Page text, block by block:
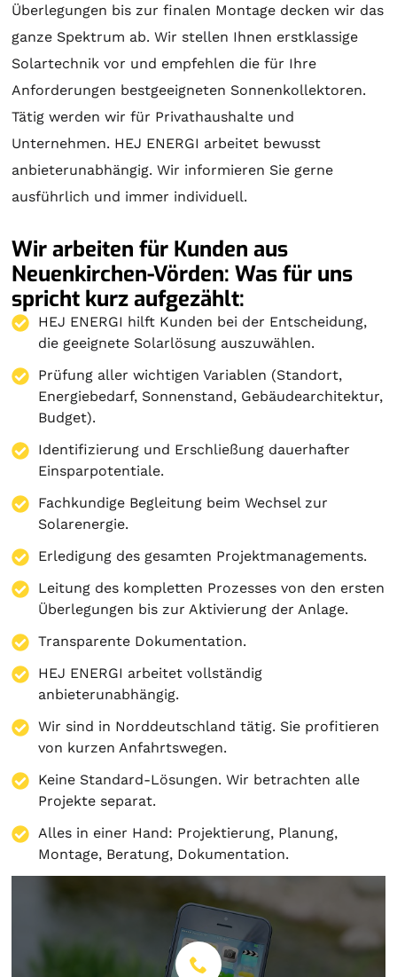
Überlegungen bis zur finalen Montage decken wir das
ganze Spektrum ab. Wir stellen Ihnen erstklassige
Solartechnik vor und empfehlen die für Ihre
Anforderungen bestgeeigneten Sonnenkollektoren.
Tätig werden wir für Privathaushalte und
Unternehmen. HEJ ENERGI arbeitet bewusst
anbieterunabhängig. Wir informieren Sie gerne
ausführlich und immer individuell.
Wir arbeiten für Kunden aus
Neuenkirchen-Vörden: Was für uns
spricht kurz aufgezählt:
HEJ ENERGI hilft Kunden bei der Entscheidung,
die geeignete Solarlösung auszuwählen.
Prüfung aller wichtigen Variablen (Standort,
Energiebedarf, Sonnenstand, Gebäudearchitektur,
Budget).
Identifizierung und Erschließung dauerhafter
Einsparpotentiale.
Fachkundige Begleitung beim Wechsel zur
Solarenergie.
Erledigung des gesamten Projektmanagements.
Leitung des kompletten Prozesses von den ersten
Überlegungen bis zur Aktivierung der Anlage.
Transparente Dokumentation.
HEJ ENERGI arbeitet vollständig
anbieterunabhängig.
Wir sind in Norddeutschland tätig. Sie profitieren
von kurzen Anfahrtswegen.
Keine Standard-Lösungen. Wir betrachten alle
Projekte separat.
Alles in einer Hand: Projektierung, Planung,
Montage, Beratung, Dokumentation.